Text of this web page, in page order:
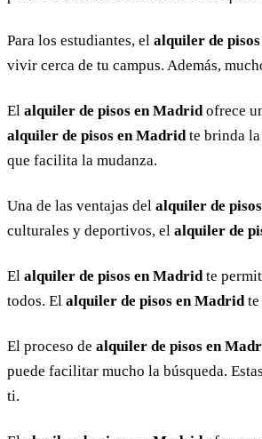
Para los estudiantes, el alquiler de
vivir cerca de tu campus. Además,
El alquiler de pisos en Madrid ofrece
alquiler de pisos en Madrid te brinda
que facilita la mudanza.
Una de las ventajas del alquiler de
culturales y deportivos, el alquiler de
El alquiler de pisos en Madridte
todos. El alquiler de pisos en Madridte
El proceso de alquiler de pisos en
puede facilitar mucho la búsqueda.
ti.